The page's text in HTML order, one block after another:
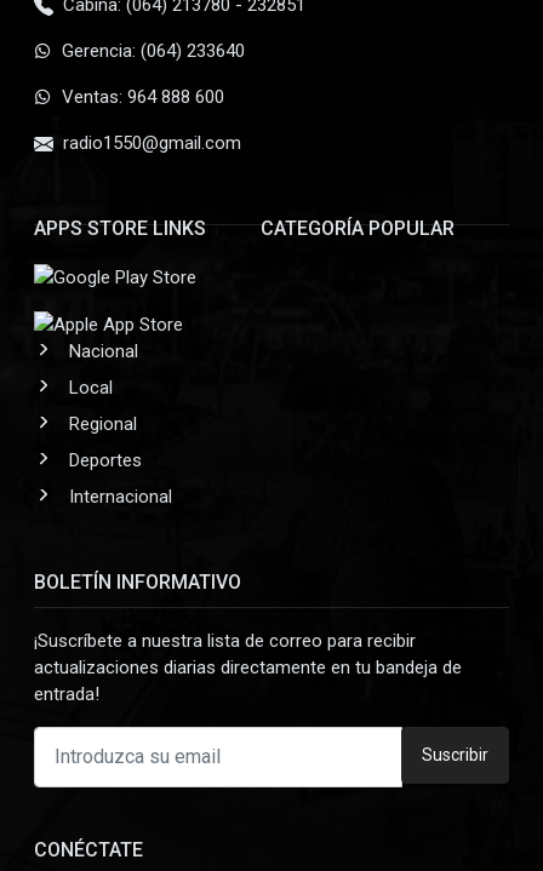
Cabina: (064) 213780 - 232851
Gerencia: (064) 233640
Ventas: 964 888 600
radio1550@gmail.com
APPS STORE LINKS CATEGORÍA POPULAR
Nacional
Local
Regional
Deportes
Internacional
BOLETÍN INFORMATIVO
¡Suscríbete a nuestra lista de correo para recibir
actualizaciones diarias directamente en tu bandeja de
entrada!
Suscribir
CONÉCTATE